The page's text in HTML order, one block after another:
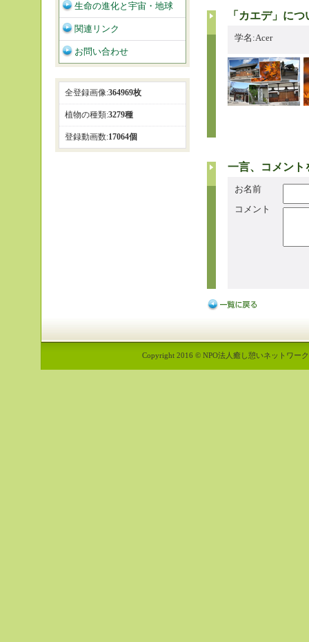
「カエデ」につ
学名:Acer
一言、コメント
お名前
コメント
生命の進化と宇宙・地球
関連リンク
お問い合わせ
全登録画像:364969枚
植物の種類:3279種
登録動画数:17064個
Copyright 2016 © NPO法人癒し憩いネットワー